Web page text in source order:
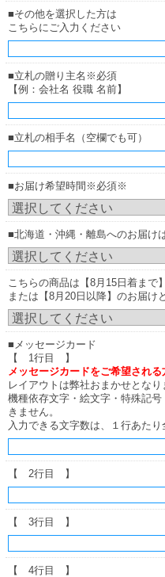
■その他を選択した方は
こちらにご入力ください
■立札の贈り主名※必須
【例：会社名 役職 名前】
■立札の相手名（空欄でも可）
■お届け希望時間※必須※
■北海道・沖縄・離島へのお届
こちらの商品は【8月15日着まで】
または【8月20日以降】のお届
■メッセージカード
【 1行目 】
メッセージカードをご希望される
レイアウトは弊社おまかせとなり
機種依存文字・絵文字・特殊記
きません。
入力できる文字数は、１行あたり
【 2行目 】
【 3行目 】
【 4行目 】